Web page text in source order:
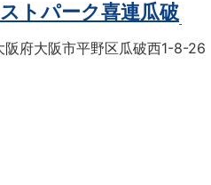
ストパーク喜連瓜破
阪府大阪市平野区瓜破西1-8-26